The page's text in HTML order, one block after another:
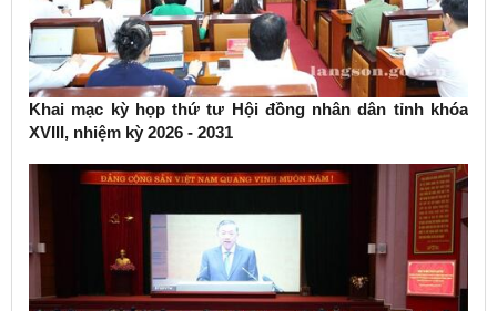
Khai mạc kỳ họp thứ tư Hội đồng nhân dân tỉnh khóa
XVIII, nhiệm kỳ 2026 - 2031